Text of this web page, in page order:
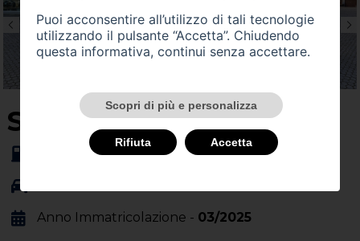
SU QUEST'AUTO
Alimentazione -gasolio
Anno Immatricolazione - 03/2025
Puoi acconsentire all’utilizzo di tali tecnologie
utilizzando il pulsante “Accetta”. Chiudendo
questa informativa, continui senza accettare.
Scopri di più e personalizza
Rifiuta Accetta